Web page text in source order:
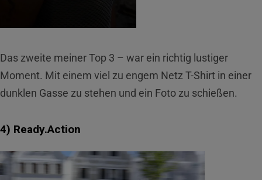
Das zweite meiner Top 3 – war ein richtig lustiger
Moment. Mit einem viel zu engem Netz T-Shirt in einer
dunklen Gasse zu stehen und ein Foto zu schießen.
4) Ready.Action